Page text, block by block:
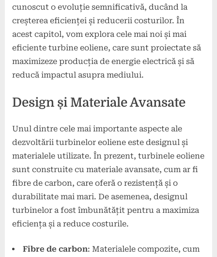
cunoscut o evoluție semnificativă, ducând la
creșterea eficienței și reducerii costurilor. În
acest capitol, vom explora cele mai noi și mai
eficiente turbine eoliene, care sunt proiectate să
maximizeze producția de energie electrică și să
reducă impactul asupra mediului.
Design și Materiale Avansate
Unul dintre cele mai importante aspecte ale
dezvoltării turbinelor eoliene este designul și
materialele utilizate. În prezent, turbinele eoliene
sunt construite cu materiale avansate, cum ar fi
fibre de carbon, care oferă o rezistență și o
durabilitate mai mari. De asemenea, designul
turbinelor a fost îmbunătățit pentru a maximiza
eficiența și a reduce costurile.
Fibre de carbon: Materialele compozite, cum